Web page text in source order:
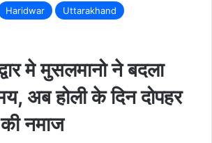
Haridwar Uttarakhand
मे मुसलमानो ने बदला
अब होली के दिन दोपहर
नमाज